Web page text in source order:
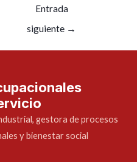
Entrada
siguiente →
gestora de procesos
y bienestar social